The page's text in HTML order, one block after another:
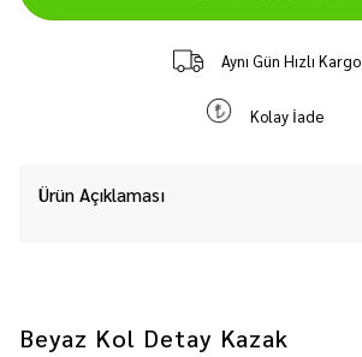
Aynı Gün Hızlı Kargo
Kolay İade
Ürün Açıklaması
Beyaz Kol Detay Kazak